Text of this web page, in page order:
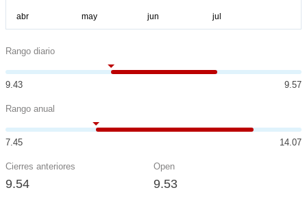
Rango diario
9.43 9.57
Rango anual
7.45 14.07
Cierres anteriores
9.54
Open
9.53